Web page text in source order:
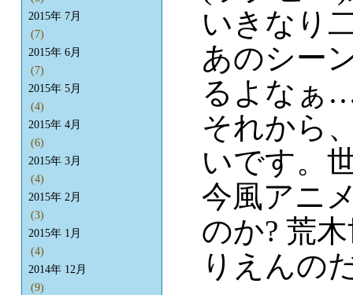
いきなり
あのシー
るよなぁ
それから
いです。
今風アニ
のか? 荒
りえんの
2015年 7月
(7)
2015年 6月
(7)
2015年 5月
(4)
2015年 4月
(6)
2015年 3月
(4)
2015年 2月
(3)
2015年 1月
(4)
2014年 12月
(9)